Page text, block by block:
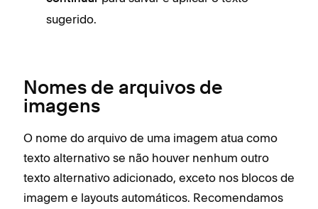
sugerido.
Nomes de arquivos de
imagens
O nome do arquivo de uma imagem atua como
texto alternativo se não houver nenhum outro
texto alternativo adicionado, exceto nos blocos de
imagem e layouts automáticos. Recomendamos